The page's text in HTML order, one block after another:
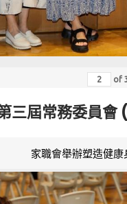
of
三屆常務委員
家職會舉辦塑造健